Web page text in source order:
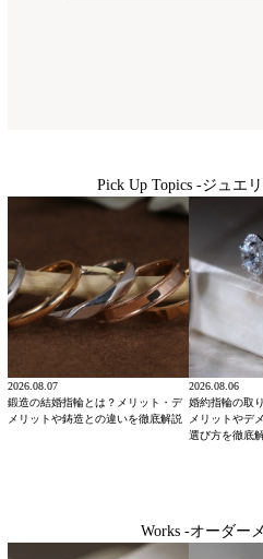
Pick Up Topics -ジュエ
2026.08.07
鍛造の結婚指輪とは？メリット・デ
メリットや鋳造との違いを徹底解説
2026.08.06
婚約指輪の取
メリットやデ
選び方を徹底
Works -オーダー